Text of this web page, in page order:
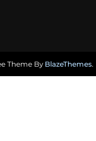
Theme By BlazeThemes.